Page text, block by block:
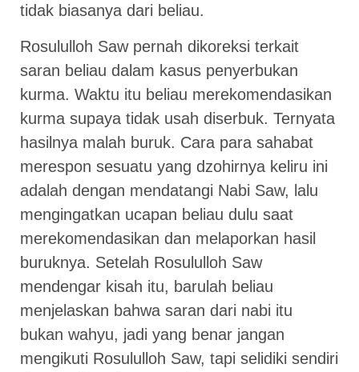
tidak biasanya dari beliau.
Rosululloh Saw pernah dikoreksi terkait
saran beliau dalam kasus penyerbukan
kurma. Waktu itu beliau merekomendasikan
kurma supaya tidak usah diserbuk. Ternyata
hasilnya malah buruk. Cara para sahabat
merespon sesuatu yang dzohirnya keliru ini
adalah dengan mendatangi Nabi Saw, lalu
mengingatkan ucapan beliau dulu saat
merekomendasikan dan melaporkan hasil
buruknya. Setelah Rosululloh Saw
mendengar kisah itu, barulah beliau
menjelaskan bahwa saran dari nabi itu
bukan wahyu, jadi yang benar jangan
mengikuti Rosululloh Saw, tapi selidiki sendiri